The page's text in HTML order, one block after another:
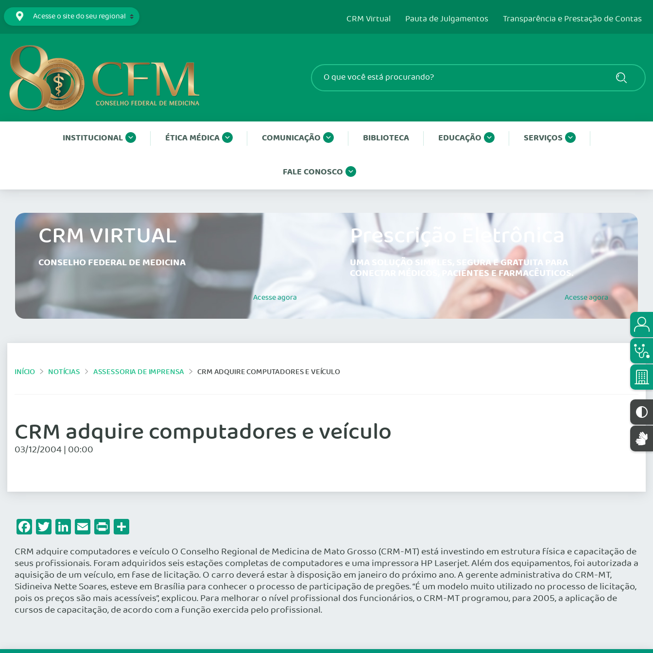
CRM Virtual Pauta de Julgamentos Transparência e Prestação de Contas
INSTITUCIONAL ÉTICA MÉDICA COMUNICAÇÃO BIBLIOTECA EDUCAÇÃO SERVIÇOS
FALE CONOSCO
CRM VIRTUAL
CONSELHO FEDERAL DE MEDICINA
Acesseagora
Prescrição Eletrônica
UMA SOLUÇÃO SIMPLES, SEGURA E GRATUITA PARA
CONECTAR MÉDICOS, PACIENTES E FARMACÊUTICOS.
Acesseagora
INÍCIO NOTÍCIAS ASSESSORIA DE IMPRENSA CRM ADQUIRE COMPUTADORES E VEÍCULO
CRM adquire computadores e veículo
03/12/2004 | 00:00
Facebook
Twitter
LinkedIn
Email
Print
CRM adquire computadores e veículo O Conselho Regional de Medicina de Mato Grosso (CRM-MT) está investindo em estrutura física e capacitação de
seus profissionais. Foram adquiridos seis estações completas de computadores e uma impressora HP Laserjet. Além dos equipamentos, foi autorizada a
aquisição de um veículo, em fase de licitação. O carro deverá estar à disposição em janeiro do próximo ano. A gerente administrativa do CRM-MT,
Sidineiva Nette Soares, esteve em Brasília para conhecer o processo de participação de pregões. “É um modelo muito utilizado no processo de licitação,
pois os preços são mais acessíveis”, explicou. Para melhorar o nível profissional dos funcionários, o CRM-MT programou, para 2005, a aplicação de
cursos de capacitação, de acordo com a função exercida pelo profissional.